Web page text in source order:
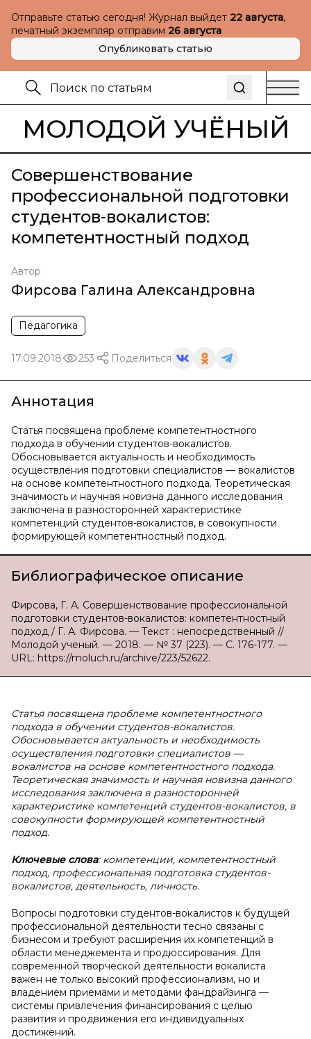
Отправьте статью сегодня! Журнал выйдет 22 августа,
печатный экземпляр отправим 26 августа
Опубликовать статью
МОЛОДОЙ УЧЁНЫЙ
Совершенствование
профессиональной подготовки
студентов-вокалистов:
компетентностный подход
Автор
Фирсова Галина Александровна
Педагогика
17.09.2018 253 Поделиться
Аннотация
Статья посвящена проблеме компетентностного
подхода в обучении студентов-вокалистов.
Обосновывается актуальность и необходимость
осуществления подготовки специалистов — вокалистов
на основе компетентностного подхода. Теоретическая
значимость и научная новизна данного исследования
заключена в разносторонней характеристике
компетенций студентов-вокалистов, в совокупности
формирующей компетентностный подход.
Библиографическое описание
Фирсова, Г. А. Совершенствование профессиональной
подготовки студентов-вокалистов: компетентностный
подход / Г. А. Фирсова. — Текст : непосредственный //
Молодой ученый. — 2018. — № 37 (223). — С. 176-177. —
URL: https://moluch.ru/archive/223/52622.
Статья посвящена проблеме компетентностного
подхода в обучении студентов-вокалистов.
Обосновывается актуальность и необходимость
осуществления подготовки специалистов —
вокалистов на основе компетентностного подхода.
Теоретическая значимость и научная новизна данного
исследования заключена в разносторонней
характеристике компетенций студентов-вокалистов, в
совокупности формирующей компетентностный
подход.
Ключевые слова: компетенции, компетентностный
подход, профессиональная подготовка студентов-
вокалистов, деятельность, личность.
Вопросы подготовки студентов-вокалистов к будущей
профессиональной деятельности тесно связаны с
бизнесом и требуют расширения их компетенций в
области менеджемента и продюссирования. Для
современной творческой деятельности вокалиста
важен не только высокий профессионализм, но и
владением приемами и методами фандрайзинга —
системы привлечения финансирования с целью
развития и продвижения его индивидуальных
достижений.